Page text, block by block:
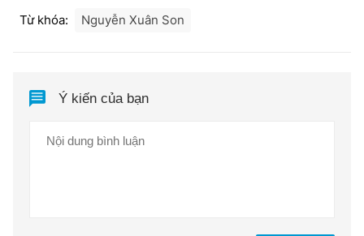
Từ khóa: Nguyễn Xuân Son
Ý kiến của bạn